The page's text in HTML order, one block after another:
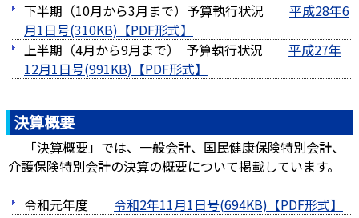
下半期（10月から3月まで）予算執行状況 平成28年6
月1日号(310KB)
上半期（4月から9月まで） 予算執行状況 平成27年
12月1日号(991KB)
決算概要
「決算概要」では、一般会計、国民健康保険特別会計、
介護保険特別会計の決算の概要について掲載しています。
令和元年度 令和2年11月1日号(694KB)